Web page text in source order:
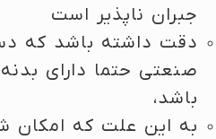
جبران ناپذیر است
دقت داشته باشد که
باشد،
به این علت که